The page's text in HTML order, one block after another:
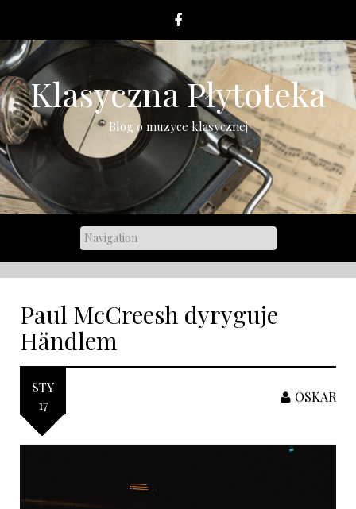
content
Klasyczna Płytoteka
Blog o muzyce klasycznej
Paul McCreesh dyryguje
Händlem
STY
17
OSKAR